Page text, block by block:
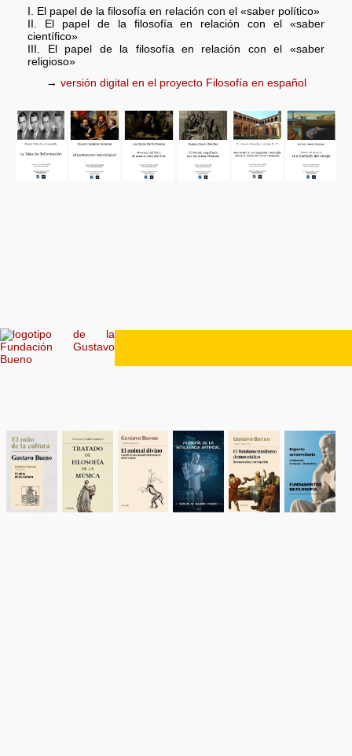
I. El papel de la filosofía en relación con el «saber político»
II. El papel de la filosofía en relación con el «saber
científico»
III. El papel de la filosofía en relación con el «saber
religioso»
→ versión digital en el proyecto Filosofía en español